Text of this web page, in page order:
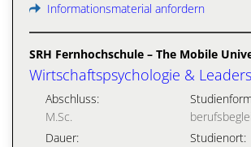
Informationsmaterial anfordern
SRH Fernhochschule – The Mobile
Wirtschaftspsychologie &
Abschluss:
M.Sc.
Dauer:
Studienort: